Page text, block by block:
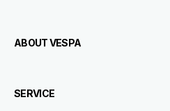
ABOUT VESPA
SERVICE